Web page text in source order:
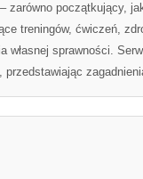
– zarówno początkujący,
treningów, ćwiczeń,
własnej sprawności.
przedstawiając